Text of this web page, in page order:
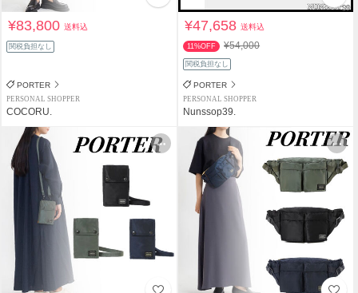
¥83,800送料込
関税負担なし
PORTER
PERSONAL SHOPPER
COCORU.
¥47,658送料込
11%OFF ¥54,000
関税負担なし
PORTER
PERSONAL SHOPPER
Nunssop39.